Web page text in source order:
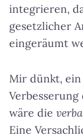
integrieren,
gesetzlicher
eingeräumt
Mir dünkt,
wäre die
Eine